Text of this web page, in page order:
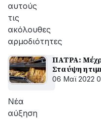
αυτούς
τις
ακόλουθες
αρμοδιότητες
ΠΑΤΡΑ:
Στα ύψη η
06 Μαϊ 2022
Νέα
αύξηση